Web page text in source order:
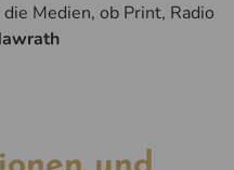
Medien, ob Print, Radio